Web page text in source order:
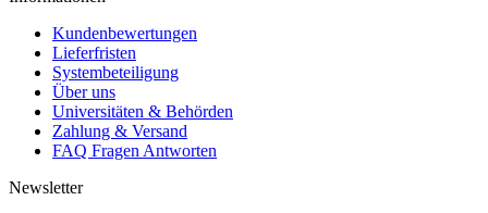
Kundenbewertungen
Lieferfristen
Systembeteiligung
Über uns
Universitäten & Behörden
Zahlung & Versand
FAQ Fragen Antworten
Newsletter